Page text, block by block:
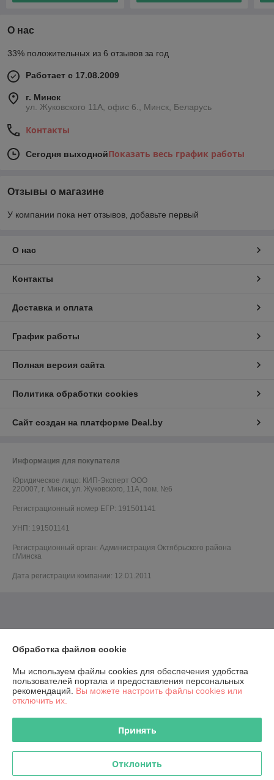
О нас
33% положительных из 6 отзывов за год
Работает с 17.08.2009
г. Минск
ул. Жуковского 11А, офис 6., Минск, Беларусь
Контакты
Сегодня выходнойПоказать весь график работы
Отзывы о магазине
У компании пока нет отзывов, добавьте первый
О нас
Контакты
Доставка и оплата
График работы
Полная версия сайта
Политика обработки cookies
Сайт создан на платформе Deal.by
Информация для покупателя
Юридическое лицо: КИП-Эксперт ООО
220007, г. Минск, ул. Жуковского, 11А, пом. №6
Регистрационный номер ЕГР: 191501141
УНП: 191501141
Регистрационный орган: Администрация Октябрьского района
г.Минска
Дата регистрации компании: 12.01.2011
Обработка файлов cookie
Мы используем файлы cookies для обеспечения удобства
пользователей портала и предоставления персональных
рекомендаций. Вы можете настроить файлы cookies или
отключить их.
Принять
Отклонить